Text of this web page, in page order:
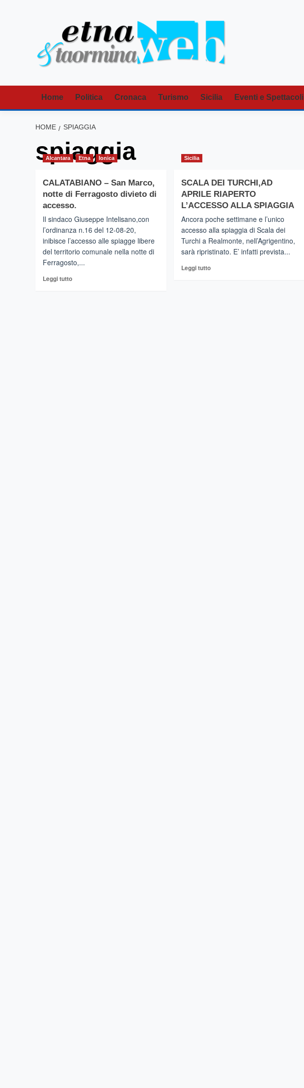
Home Politica Cronaca Turismo Sicilia Eventi e Spettacoli
HOME SPIAGGIA
spiaggia
Alcantara Etna Ionica
CALATABIANO – San Marco,
notte di Ferragosto divieto di
accesso.
Il sindaco Giuseppe Intelisano,con
l’ordinanza n.16 del 12-08-20,
inibisce l’accesso alle spiagge libere
del territorio comunale nella notte di
Ferragosto,...
Leggi tuttoLeggi
Sicilia
SCALA DEI TURCHI,AD
APRILE RIAPERTO
L’ACCESSO ALLA SPIAGGIA
Ancora poche settimane e l’unico
accesso alla spiaggia di Scala dei
Turchi a Realmonte, nell’Agrigentino,
sarà ripristinato. E’ infatti prevista...
Leggi tuttoLeggi